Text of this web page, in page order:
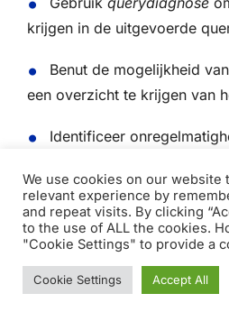
krijgen in de uitgevoerde
Benut de mogelijkheid van
een overzicht te krijgen van
Identificeer
Voer data transformaties
voor aanpassingen aan de
Het doorlopen van dit proces
We use cookies on our website
relevant experience by
and repeat visits. By clicking
to the use of ALL the cookies.
"Cookie Settings" to provide a
Cookie Settings Accept All